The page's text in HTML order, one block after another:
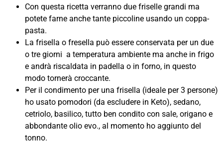
Con questa ricetta verranno due friselle grandi ma
potete farne anche tante piccoline usando un coppa-
pasta.
La frisella o fresella può essere conservata per un due
o tre giorni a temperatura ambiente ma anche in frigo
e andrà riscaldata in padella o in forno, in questo
modo tornerà croccante.
Per il condimento per una frisella (ideale per 3 persone)
ho usato pomodori (da escludere in Keto), sedano,
cetriolo, basilico, tutto ben condito con sale, origano e
abbondante olio evo., al momento ho aggiunto del
tonno.